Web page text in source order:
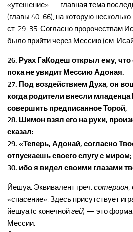
«утешение» — главная тема
(главы 40-66), на которую
ст. 29-35. Согласно пророчествам
было прийти через Мессию (см.
26. Руах ГаКодеш открыл ему, что
пока не увидит Мессию Адоная.
27. Под воздействием Духа, он
когда родители внесли
совершить предписанное Торой,
28. Шимон взял его на руки,
сказал:
29. «Теперь, Адонай, согласно
отпускаешь своего слугу с миром;
30. ибо я видел своими глазами
Йешуа. Эквивалент греч. сотерион;
«спасение». Здесь присутствует
йешуа (с конечнойгей) — это форма
Мессии.